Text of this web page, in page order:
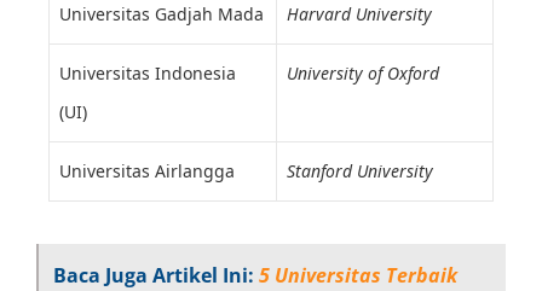
Universitas Gadjah Mada Harvard University
Universitas Indonesia
(UI)
University of Oxford
Universitas Airlangga Stanford University
Baca Juga Artikel Ini: 5 Universitas Terbaik